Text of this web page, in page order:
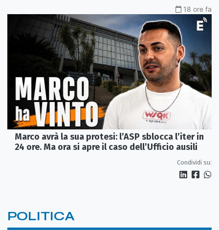
18 ore fa
Marco avrà la sua protesi: l’ASP sblocca l’iter in
24 ore. Ma ora si apre il caso dell’Ufficio ausili
Condividi su:
POLITICA